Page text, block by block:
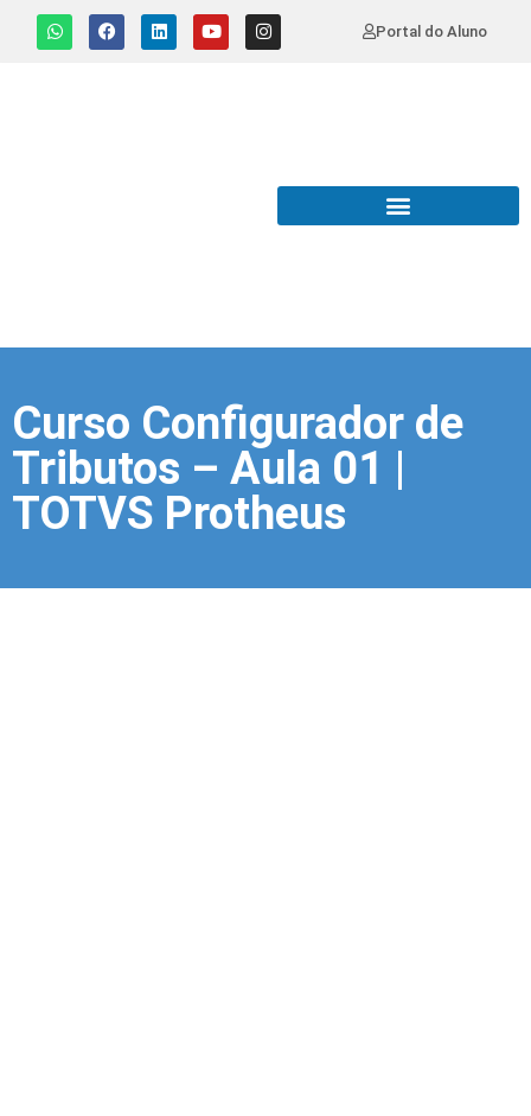
Portal do Aluno
Curso Configurador de
Tributos – Aula 01 |
TOTVS Protheus